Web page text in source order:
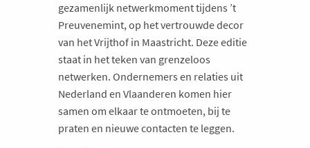
gezamenlijk netwerkmoment tijdens ’t
Preuvenemint, op het vertrouwde decor
van het Vrijthof in Maastricht. Deze editie
staat in het teken van grenzeloos
netwerken. Ondernemers en relaties uit
Nederland en Vlaanderen komen hier
samen om elkaar te ontmoeten, bij te
praten en nieuwe contacten te leggen.